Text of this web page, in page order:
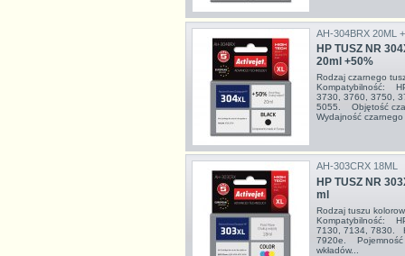
AH-304BRX 20ML
HP TUSZ NR
20ml +50%
Rodzaj czarnego
Kompatybilność:
3730, 3760, 3750,
5055. Objętość
Wydajność
AH-303CRX 18ML
HP TUSZ NR
ml
Rodzaj tuszu
Kompatybilność:
7130, 7134, 7830.
7920e. Pojemność
wkładów...